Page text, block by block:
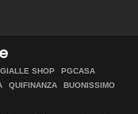
SHOP
PGCASA
QUIFINANZA
BUONISSIMO